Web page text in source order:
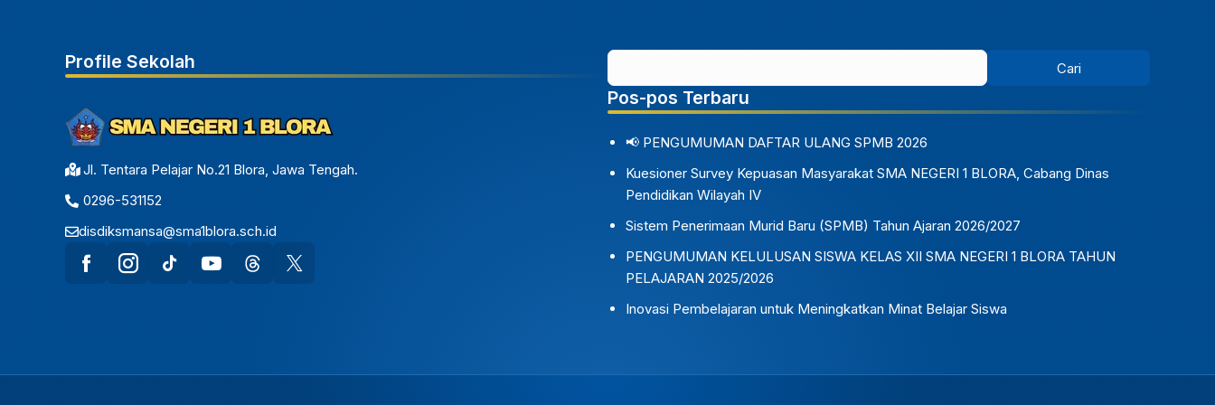
Profile Sekolah
Jl. Tentara Pelajar No.21 Blora, Jawa Tengah.
0296-531152
disdiksmansa@sma1blora.sch.id
Pos-pos Terbaru
📢 PENGUMUMAN DAFTAR ULANG SPMB 2026
Kuesioner Survey Kepuasan Masyarakat SMA NEGERI 1 BLORA, Cabang Dinas
Pendidikan Wilayah IV
Sistem Penerimaan Murid Baru (SPMB) Tahun Ajaran 2026/2027
PENGUMUMAN KELULUSAN SISWA KELAS XII SMA NEGERI 1 BLORA TAHUN
PELAJARAN 2025/2026
Inovasi Pembelajaran untuk Meningkatkan Minat Belajar Siswa